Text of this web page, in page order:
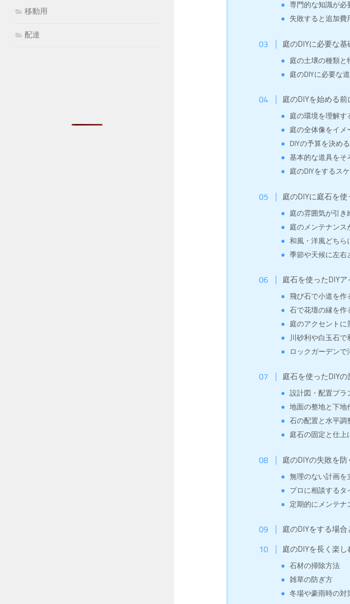
専門的な知識が必
失敗すると追加費
庭のDIYに必要な基
庭の土壌の種類と
庭のDIYに必要な
庭のDIYを始める
庭の環境を理解す
庭の全体像をイメ
DIYの予算を決める
基本的な道具をそ
庭のDIYをするス
庭のDIYに庭石を
庭の雰囲気が引き
庭のメンテナンス
和風・洋風どちら
季節や天候に左右
庭石を使ったDIYア
飛び石で小道を作
石で花壇の縁を作
庭のアクセントに
川砂利や白玉石で
ロックガーデンで
庭石を使ったDIY
設計図・配置プラ
地面の整地と下地
石の配置と水平調
庭石の固定と仕上
庭のDIYの失敗を
無理のない計画を
プロに相談するタ
定期的にメンテナ
庭のDIYをする場
庭のDIYを長く楽
石材の掃除方法
雑草の防ぎ方
冬場や豪雨時の対
移動用
配達